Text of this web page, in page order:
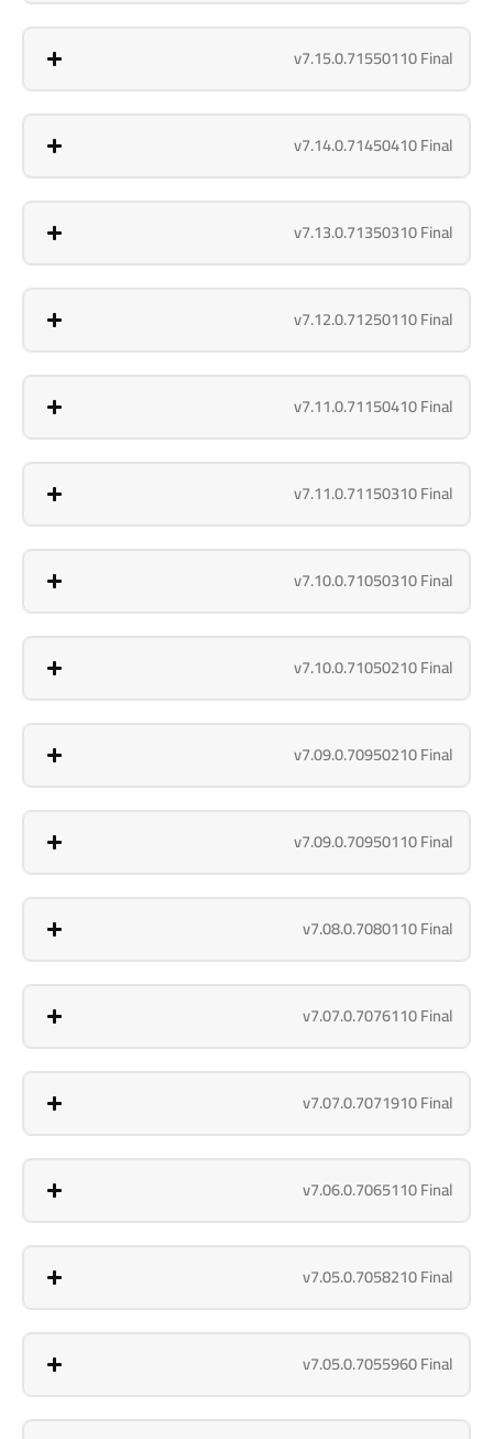
v7.15.0.71550110 Final
v7.14.0.71450410 Final
v7.13.0.71350310 Final
v7.12.0.71250110 Final
v7.11.0.71150410 Final
v7.11.0.71150310 Final
v7.10.0.71050310 Final
v7.10.0.71050210 Final
v7.09.0.70950210 Final
v7.09.0.70950110 Final
v7.08.0.7080110 Final
v7.07.0.7076110 Final
v7.07.0.7071910 Final
v7.06.0.7065110 Final
v7.05.0.7058210 Final
v7.05.0.7055960 Final